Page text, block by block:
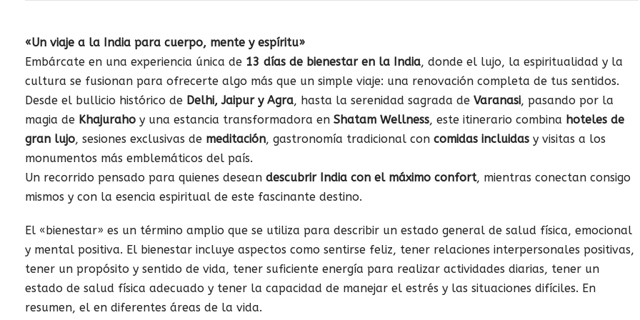
«Un viaje a la India para cuerpo, mente y espíritu»
Embárcate en una experiencia única de 13 días de bienestar en la India, donde el lujo, la espiritualidad y la
cultura se fusionan para ofrecerte algo más que un simple viaje: una renovación completa de tus sentidos.
Desde el bullicio histórico de Delhi, Jaipur y Agra, hasta la serenidad sagrada de Varanasi, pasando por la
magia de Khajuraho y una estancia transformadora en Shatam Wellness, este itinerario combina hoteles de
gran lujo, sesiones exclusivas de meditación, gastronomía tradicional con comidas incluidas y visitas a los
monumentos más emblemáticos del país.
Un recorrido pensado para quienes desean descubrir India con el máximo confort, mientras conectan consigo
mismos y con la esencia espiritual de este fascinante destino.
El «bienestar» es un término amplio que se utiliza para describir un estado general de salud física, emocional
y mental positiva. El bienestar incluye aspectos como sentirse feliz, tener relaciones interpersonales positivas,
tener un propósito y sentido de vida, tener suficiente energía para realizar actividades diarias, tener un
estado de salud física adecuado y tener la capacidad de manejar el estrés y las situaciones difíciles. En
resumen, el en diferentes áreas de la vida.